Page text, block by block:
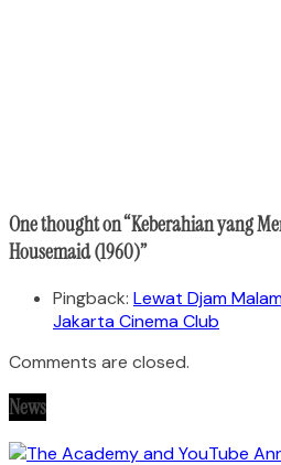
One thought on “Keberahian yang
Housemaid (1960)”
Pingback: Lewat Djam
Jakarta Cinema Club
Comments are closed.
News